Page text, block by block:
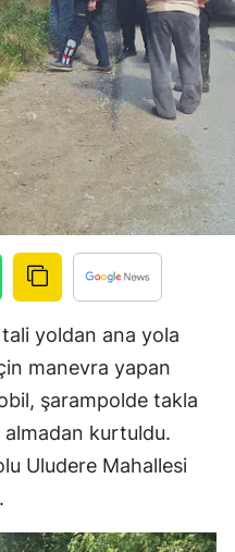
Denizli
Diyarbakır
Edirne
Elazığ
Erzincan
Erzurum
Eskişehir
Gaziantep
Giresun
Gümüşhane
Hakkari
yoldan ana yola
manevra yapan
şarampolde takla
almadan kurtuldu.
Uludere Mahallesi